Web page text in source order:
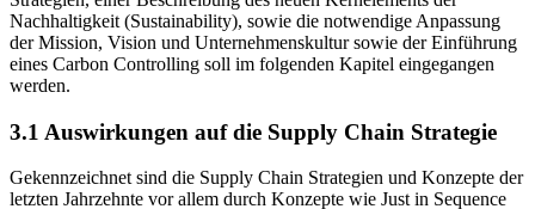
liegenden Wertegefüges zur Folge hat. Auf diese Aspekte möglicher
Strategien, einer Beschreibung des neuen Kernelements der
Nachhaltigkeit (Sustainability), sowie die notwendige Anpassung
der Mission, Vision und Unternehmenskultur sowie der Einführung
werden.
3.1 Auswirkungen auf die Supply Chain Strategie